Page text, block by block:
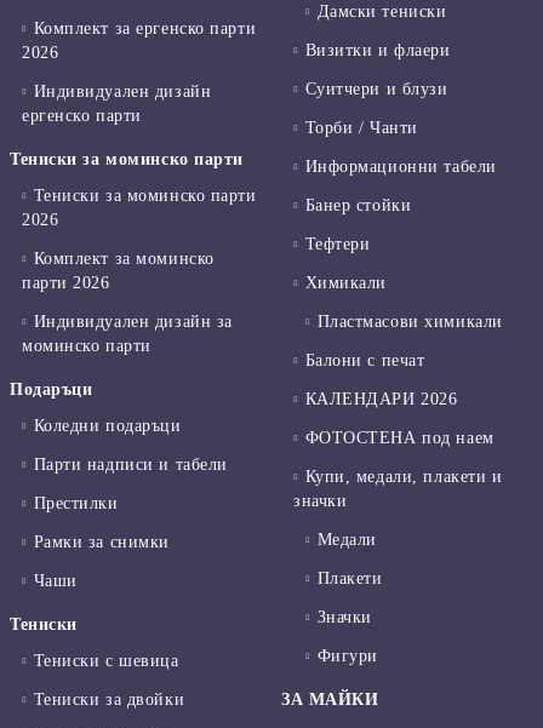
Комплект за ергенско парти
2026
Индивидуален дизайн
ергенско парти
Тениски за моминско парти
Тениски за моминско парти
2026
Комплект за моминско
парти 2026
Индивидуален дизайн за
моминско парти
Подаръци
Коледни подаръци
Парти надписи и табели
Престилки
Рамки за снимки
Чаши
Тениски
Тениски с шевица
Тениски за двойки
Дамски тениски
Визитки и флаери
Суитчери и блузи
Торби / Чанти
Информационни табели
Банер стойки
Тефтери
Химикали
Пластмасови химикали
Балони с печат
КАЛЕНДАРИ 2026
ФОТОСТЕНА под наем
Купи, медали, плакети и
значки
Медали
Плакети
Значки
Фигури
ЗА МАЙКИ